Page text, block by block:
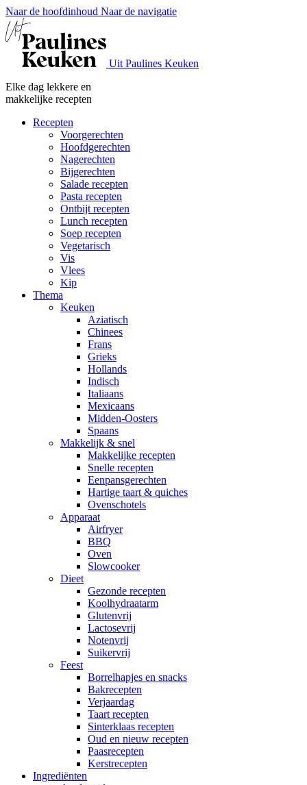
Naar de hoofdinhoud Naar de navigatie
Uit Paulines Keuken
Elke dag lekkere en
makkelijke recepten
Recepten
Voorgerechten
Hoofdgerechten
Nagerechten
Bijgerechten
Salade recepten
Pasta recepten
Ontbijt recepten
Lunch recepten
Soep recepten
Vegetarisch
Vis
Vlees
Kip
Thema
Keuken
Aziatisch
Chinees
Frans
Grieks
Hollands
Indisch
Italiaans
Mexicaans
Midden-Oosters
Spaans
Makkelijk & snel
Makkelijke recepten
Snelle recepten
Eenpansgerechten
Hartige taart & quiches
Ovenschotels
Apparaat
Airfryer
BBQ
Oven
Slowcooker
Dieet
Gezonde recepten
Koolhydraatarm
Glutenvrij
Lactosevrij
Notenvrij
Suikervrij
Feest
Borrelhapjes en snacks
Bakrecepten
Verjaardag
Taart recepten
Sinterklaas recepten
Oud en nieuw recepten
Paasrecepten
Kerstrecepten
Ingrediënten